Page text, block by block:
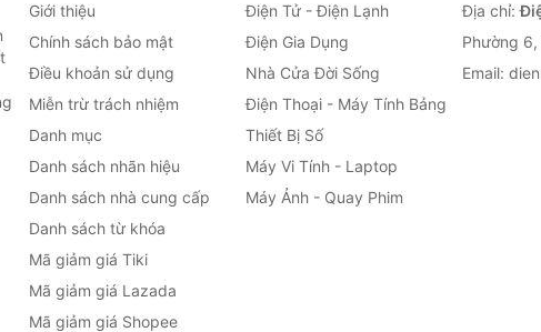
Giới thiệu
Chính sách bảo mật
Điều khoản sử dụng
Miễn trừ trách nhiệm
Danh mục
Danh sách nhãn hiệu
Danh sách nhà cung cấp
Danh sách từ khóa
Mã giảm giá Tiki
Mã giảm giá Lazada
Mã giảm giá Shopee
Điện Tử - Điện Lạnh
Điện Gia Dụng
Nhà Cửa Đời Sống
Điện Thoại - Máy Tính Bảng
Thiết Bị Số
Máy Vi Tính - Laptop
Máy Ảnh - Quay Phim
Địa chỉ:
Phường
Email: